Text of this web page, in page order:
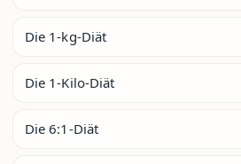
Die 1-kg-Diät
Die 1-Kilo-Diät
Die 6:1-Diät